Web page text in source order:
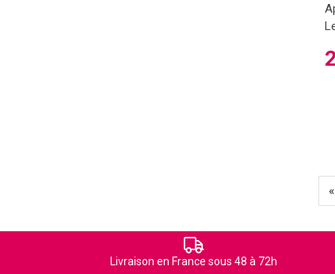
«
Livraison en France sous 48 à 72h